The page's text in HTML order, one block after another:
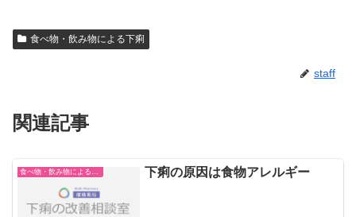
食べ物・飲み物による下痢
staff
関連記事
下痢の原因は食物アレルギー